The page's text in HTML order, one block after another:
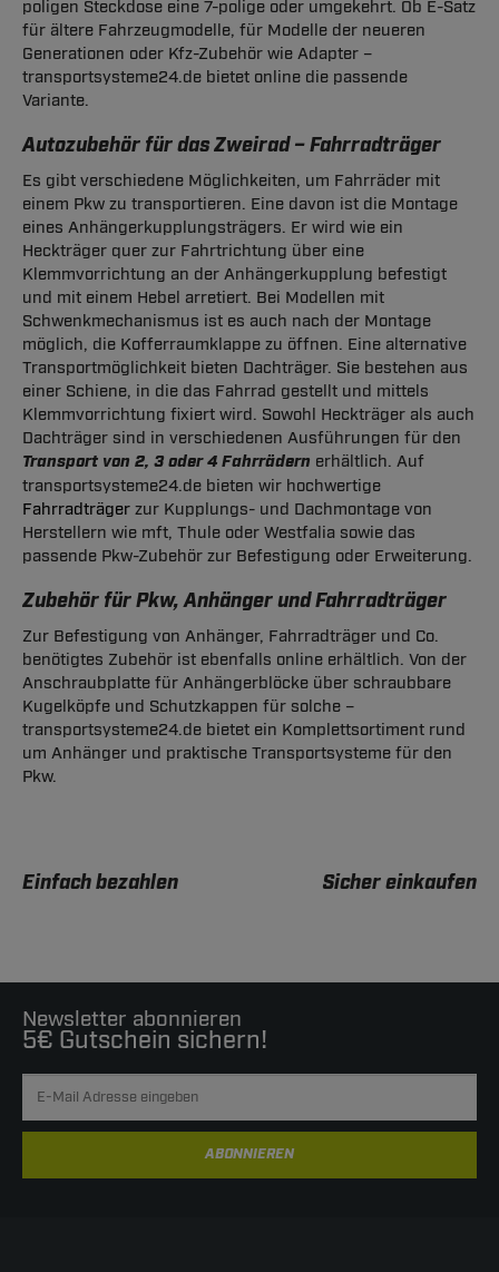
poligen Steckdose eine 7-polige oder umgekehrt. Ob E-Satz
für ältere Fahrzeugmodelle, für Modelle der neueren
Generationen oder Kfz-Zubehör wie Adapter –
transportsysteme24.de bietet online die passende
Variante.
Autozubehör für das Zweirad – Fahrradträger
Es gibt verschiedene Möglichkeiten, um Fahrräder mit
einem Pkw zu transportieren. Eine davon ist die Montage
eines Anhängerkupplungsträgers. Er wird wie ein
Heckträger quer zur Fahrtrichtung über eine
Klemmvorrichtung an der Anhängerkupplung befestigt
und mit einem Hebel arretiert. Bei Modellen mit
Schwenkmechanismus ist es auch nach der Montage
möglich, die Kofferraumklappe zu öffnen. Eine alternative
Transportmöglichkeit bieten Dachträger. Sie bestehen aus
einer Schiene, in die das Fahrrad gestellt und mittels
Klemmvorrichtung fixiert wird. Sowohl Heckträger als auch
Dachträger sind in verschiedenen Ausführungen für den
Transport von 2, 3 oder 4 Fahrrädern erhältlich. Auf
transportsysteme24.de bieten wir hochwertige
Fahrradträger zur Kupplungs- und Dachmontage von
Herstellern wie mft, Thule oder Westfalia sowie das
passende Pkw-Zubehör zur Befestigung oder Erweiterung.
Zubehör für Pkw, Anhänger und Fahrradträger
Zur Befestigung von Anhänger, Fahrradträger und Co.
benötigtes Zubehör ist ebenfalls online erhältlich. Von der
Anschraubplatte für Anhängerblöcke über schraubbare
Kugelköpfe und Schutzkappen für solche –
transportsysteme24.de bietet ein Komplettsortiment rund
um Anhänger und praktische Transportsysteme für den
Pkw.
Einfach bezahlen Sicher einkaufen
Newsletter abonnieren
5€ Gutschein sichern!
ABONNIEREN